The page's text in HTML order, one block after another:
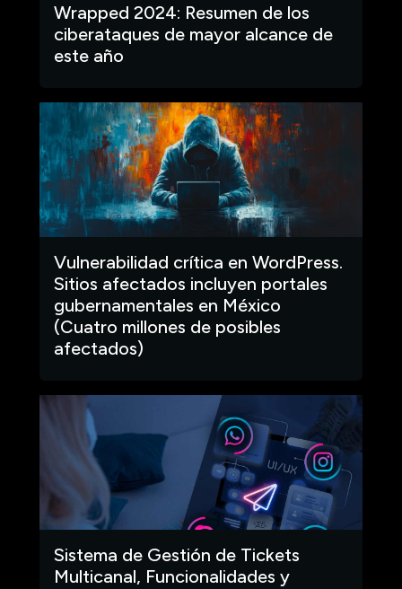
Wrapped 2024: Resumen de los
ciberataques de mayor alcance de
este año
Vulnerabilidad crítica en WordPress.
Sitios afectados incluyen portales
gubernamentales en México
(Cuatro millones de posibles
afectados)
Sistema de Gestión de Tickets
Multicanal, Funcionalidades y